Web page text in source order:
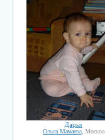
Дарья
Ольга Мамаева , Москва